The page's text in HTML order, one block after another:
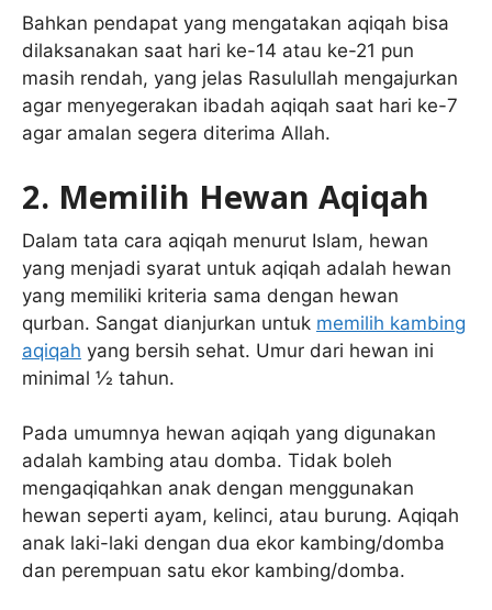
Bahkan pendapat yang mengatakan aqiqah bisa
dilaksanakan saat hari ke-14 atau ke-21 pun
masih rendah, yang jelas Rasulullah mengajurkan
agar menyegerakan ibadah aqiqah saat hari ke-7
agar amalan segera diterima Allah.
2. Memilih Hewan Aqiqah
Dalam tata cara aqiqah menurut Islam, hewan
yang menjadi syarat untuk aqiqah adalah hewan
yang memiliki kriteria sama dengan hewan
qurban. Sangat dianjurkan untuk memilih kambing
aqiqah yang bersih sehat. Umur dari hewan ini
minimal ½ tahun.
Pada umumnya hewan aqiqah yang digunakan
adalah kambing atau domba. Tidak boleh
mengaqiqahkan anak dengan menggunakan
hewan seperti ayam, kelinci, atau burung. Aqiqah
anak laki-laki dengan dua ekor kambing/domba
dan perempuan satu ekor kambing/domba.